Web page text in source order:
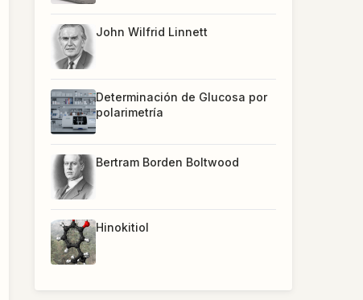
John Wilfrid Linnett
Determinación de Glucosa por
polarimetría
Bertram Borden Boltwood
Hinokitiol